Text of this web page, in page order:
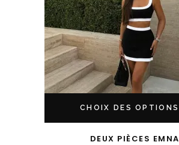
CHOIX DES OPTIONS
DEUX PIÈCES EMNA